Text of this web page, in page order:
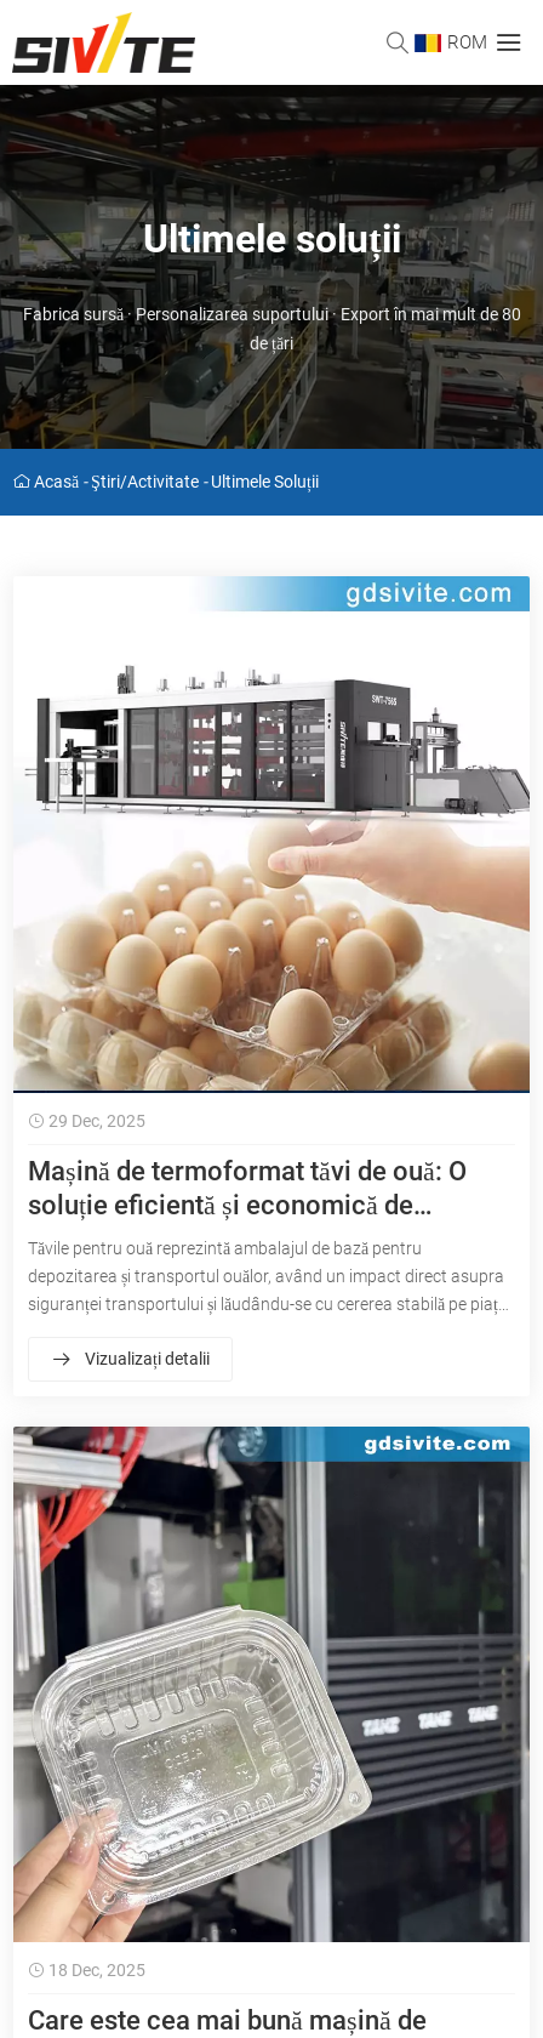
ROM
Ultimele soluții
Fabrica sursă · Personalizarea suportului · Export în mai mult de 80
de țări
Acasă - Ştiri/activitate - Ultimele Soluții
29 Dec, 2025
Mașină de termoformat tăvi de ouă: O
soluție eficientă și economică de
ambalare a ouălor
Tăvile pentru ouă reprezintă ambalajul de bază pentru
depozitarea și transportul ouălor, având un impact direct asupra
siguranței transportului și lăudându-se cu cererea stabilă pe piață.
termoformare a devenit curentul principal pentru producția de
Vizualizați detalii
18 Dec, 2025
Care este cea mai bună mașină de